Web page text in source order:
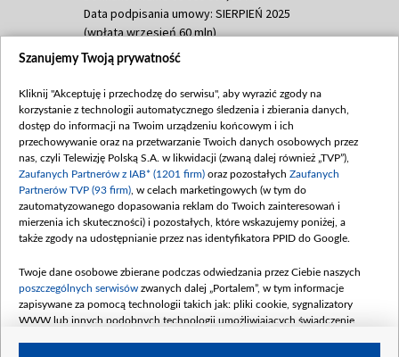
Data podpisania umowy: SIERPIEŃ 2025
(wpłata wrzesień 60 mln)
Dofinansowanie 635 783 051,21 PLN
(wpłata wrzesień 100 mln, październik 350
mln, listopad 265 mln)
Dofinansowanie 48 862 000,00 PLN
Data podpisania umowy: GRUDZIEŃ 2025
(wpłata grudzień 60,548 mln)
Dofinansowanie 900 000 000,00 PLN
Data podpisania umowy: LUTY 2026 (wpłata
kwiecień 180 mln, 7 maja 180 mln, 8
czerwca 90 mln)
Dofinansowanie 250 000 000,00 PLN
Szanujemy Twoją prywatność
Kliknij "Akceptuję i przechodzę do serwisu", aby wyrazić zgody na
korzystanie z technologii automatycznego śledzenia i zbierania danych,
dostęp do informacji na Twoim urządzeniu końcowym i ich
przechowywanie oraz na przetwarzanie Twoich danych osobowych przez
nas, czyli Telewizję Polską S.A. w likwidacji (zwaną dalej również „TVP”),
Zaufanych Partnerów z IAB* (1201 firm) oraz pozostałych Zaufanych
Partnerów TVP (93 firm) , w celach marketingowych (w tym do
zautomatyzowanego dopasowania reklam do Twoich zainteresowań i
mierzenia ich skuteczności) i pozostałych, które wskazujemy poniżej, a
także zgody na udostępnianie przez nas identyfikatora PPID do Google.
Twoje dane osobowe zbierane podczas odwiedzania przez Ciebie naszych
poszczególnych serwisów zwanych dalej „Portalem”, w tym informacje
zapisywane za pomocą technologii takich jak: pliki cookie, sygnalizatory
WWW lub innych podobnych technologii umożliwiających świadczenie